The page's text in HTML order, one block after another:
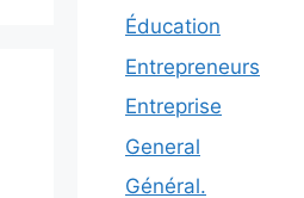
Éducation
Entrepreneurs
Entreprise
General
Général.